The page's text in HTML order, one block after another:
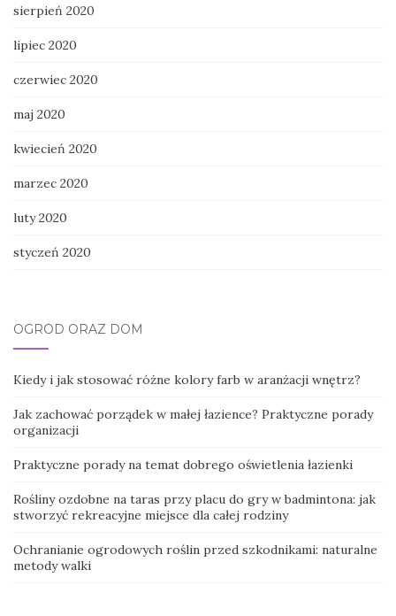
sierpień 2020
lipiec 2020
czerwiec 2020
maj 2020
kwiecień 2020
marzec 2020
luty 2020
styczeń 2020
OGRÓD ORAZ DOM
Kiedy i jak stosować różne kolory farb w aranżacji wnętrz?
Jak zachować porządek w małej łazience? Praktyczne porady
organizacji
Praktyczne porady na temat dobrego oświetlenia łazienki
Rośliny ozdobne na taras przy placu do gry w badmintona: jak
stworzyć rekreacyjne miejsce dla całej rodziny
Ochranianie ogrodowych roślin przed szkodnikami: naturalne
metody walki